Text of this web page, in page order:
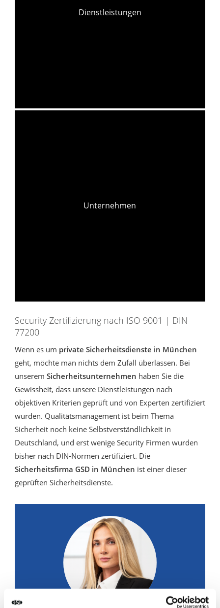
Dienstleistungen
Unternehmen
Security Zertifizierung nach ISO 9001 | DIN
77200
Wenn es um private Sicherheitsdienste in München
geht, möchte man nichts dem Zufall überlassen. Bei
unserem Sicherheitsunternehmen haben Sie die
Gewissheit, dass unsere Dienstleistungen nach
objektiven Kriterien geprüft und von Experten zertifiziert
wurden. Qualitätsmanagement ist beim Thema
Sicherheit noch keine Selbstverständlichkeit in
Deutschland, und erst wenige Security Firmen wurden
bisher nach DIN-Normen zertifiziert. Die
Sicherheitsfirma GSD in München ist einer dieser
geprüften Sicherheitsdienste.